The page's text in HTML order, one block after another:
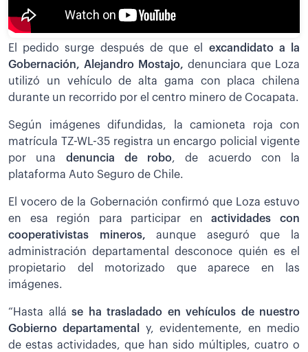
El pedido surge después de que el excandidato a la
Gobernación, Alejandro Mostajo, denunciara que Loza
utilizó un vehículo de alta gama con placa chilena
durante un recorrido por el centro minero de Cocapata.
Según imágenes difundidas, la camioneta roja con
matrícula TZ-WL-35 registra un encargo policial vigente
por una denuncia de robo, de acuerdo con la
plataforma Auto Seguro de Chile.
El vocero de la Gobernación confirmó que Loza estuvo
en esa región para participar enactividades con
cooperativistas mineros, aunque aseguró que la
administración departamental desconoce quién es el
propietario del motorizado que aparece en las
imágenes.
“Hasta allá se ha trasladado en vehículos de nuestro
Gobierno departamental
y, evidentemente, en medio
de estas actividades, que han sido múltiples, cuatro o